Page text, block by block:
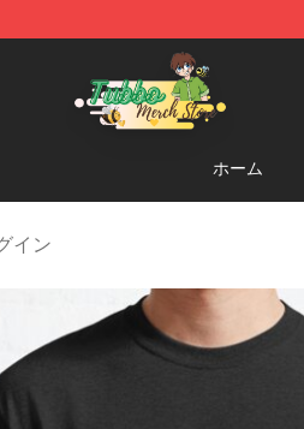
Tubbo Merchandise Shop
ホーム
イン